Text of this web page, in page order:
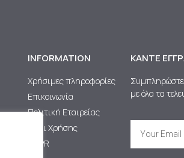
INFORMATION
Χρήσιμες πληροφορίες
Επικοινωνία
Πολιτική Εταιρείας
Όροι Χρήσης
GDPR
ΚΆΝΤΕ
με όλα τα